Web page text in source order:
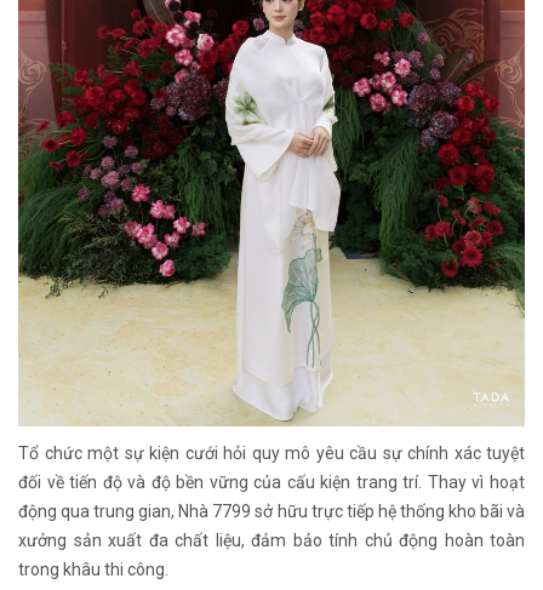
Tổ chức một sự kiện cưới hỏi quy mô yêu cầu sự chính xác tuyệt
đối về tiến độ và độ bền vững của cấu kiện trang trí. Thay vì hoạt
động qua trung gian, Nhà 7799 sở hữu trực tiếp hệ thống kho bãi và
xưởng sản xuất đa chất liệu, đảm bảo tính chủ động hoàn toàn
trong khâu thi công.